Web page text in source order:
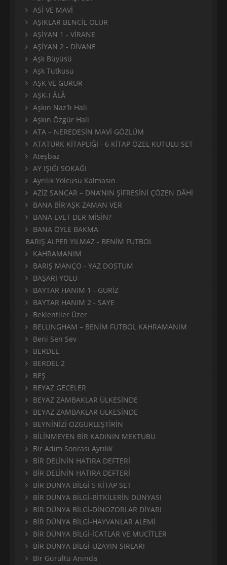
ASİ VE MAVİ
AŞIKLAR BENCİL OLUR
AŞİYAN 1 - VİRANE
AŞİYAN 2 - DİVANE
Aşk Büyüsü
Aşk Tutkusu
AŞK VE GURUR
AŞK-I ÂLÂ
Aşkın Naz'lı Hali
Aşkın Özgür Hali
ATA – NEREDESİN MAVİ GÖZLÜM
ATATÜRK KİTAPLIĞI - 6 KİTAP ÖZEL KUTULU SET
Ateşbaz
AY IŞIĞI SOKAĞI
Ayrılık Yolcusu Kalmasın
AZİZ SANCAR – DNA’NIN ŞİFRESİNİ ÇÖZEN DÂHİ
BANA BİR'AŞK ZAMAN VER
BANA EVET DER MİSİN?
BANA ÖYLE BAKMA
BARIŞ ALPER YILMAZ - BENİM FUTBOL
KAHRAMANIM
BARIŞ MANÇO - YAZ DOSTUM
BAŞARI YOLU
BAYTAR HANIM 1 - GÜRİZ
BAYTAR HANIM 2 - SAYE
Beklentiler Üzer
BELLINGHAM – BENİM FUTBOL KAHRAMANIM
Beni Sen Sev
BERDEL
BERDEL 2
BEŞ
BEYAZ GECELER
BEYAZ ZAMBAKLAR ÜLKESİNDE
BEYAZ ZAMBAKLAR ÜLKESİNDE
BEYNİNİZİ ÖZGÜRLEŞTİRİN
BİLİNMEYEN BİR KADININ MEKTUBU
Bir Adım Sonrası Ayrılık
BİR DELİNİN HATIRA DEFTERİ
BİR DELİNİN HATIRA DEFTERİ
BİR DÜNYA BİLGİ 5 KİTAP SET
BİR DÜNYA BİLGİ-BİTKİLERİN DÜNYASI
BİR DÜNYA BİLGİ-DİNOZORLAR DİYARI
BİR DÜNYA BİLGİ-HAYVANLAR ALEMİ
BİR DÜNYA BİLGİ-İCATLAR VE MUCİTLER
BİR DÜNYA BİLGİ-UZAYIN SIRLARI
Bir Gürültü Anında